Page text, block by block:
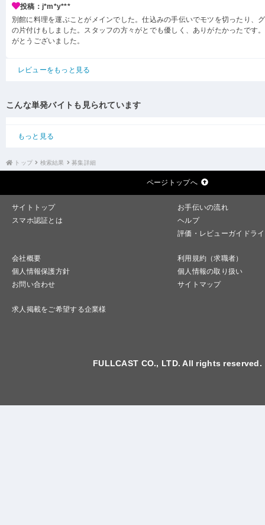
投稿：j*m*y***
別館に料理を運ぶことがメインでした。仕込みの手伝いでモツを切ったり、
の片付けもしました。スタッフの方々がとでも優しく、ありがたかったです
がとうございました。
レビューをもっと見る
こんな単発バイトも見られています
もっと見る
トップ 検索結果 募集詳細
ページトップへ
サイトトップ
お手伝いの流れ
スマホ認証とは
ヘルプ
評価・レビューガイドラ
会社概要
利用規約（求職者）
個人情報保護方針
個人情報の取り扱い
お問い合わせ
サイトマップ
求人掲載をご希望する企業様
FULLCAST CO., LTD. All rights reserved.